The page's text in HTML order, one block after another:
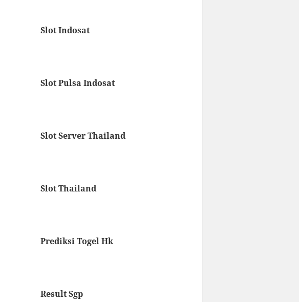
Slot Indosat
Slot Pulsa Indosat
Slot Server Thailand
Slot Thailand
Prediksi Togel Hk
Result Sgp